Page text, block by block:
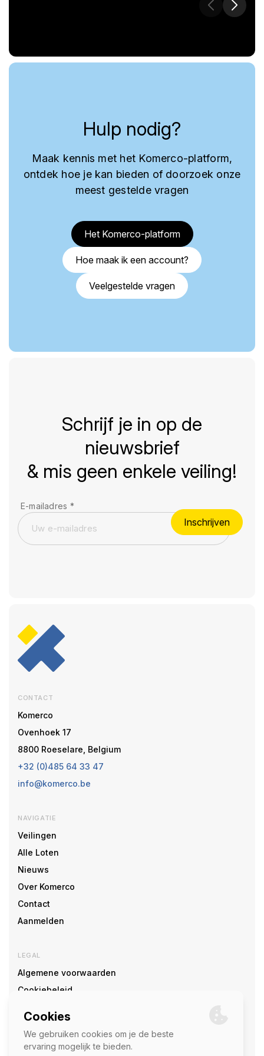
Hulp nodig?
Maak kennis met het Komerco-platform,
ontdek hoe je kan bieden of doorzoek onze
meest gestelde vragen
Het Komerco-platform
Hoe maak ik een account?
Veelgestelde vragen
Schrijf je in op de
nieuwsbrief
& mis geen enkele veiling!
E-mailadres *
Inschrijven
CONTACT
Komerco
Ovenhoek 17
8800 Roeselare, Belgium
+32 (0)485 64 33 47
info@komerco.be
NAVIGATIE
Veilingen
Alle Loten
Nieuws
Over Komerco
Contact
Aanmelden
LEGAL
Algemene voorwaarden
Cookiebeleid
SOCIAL